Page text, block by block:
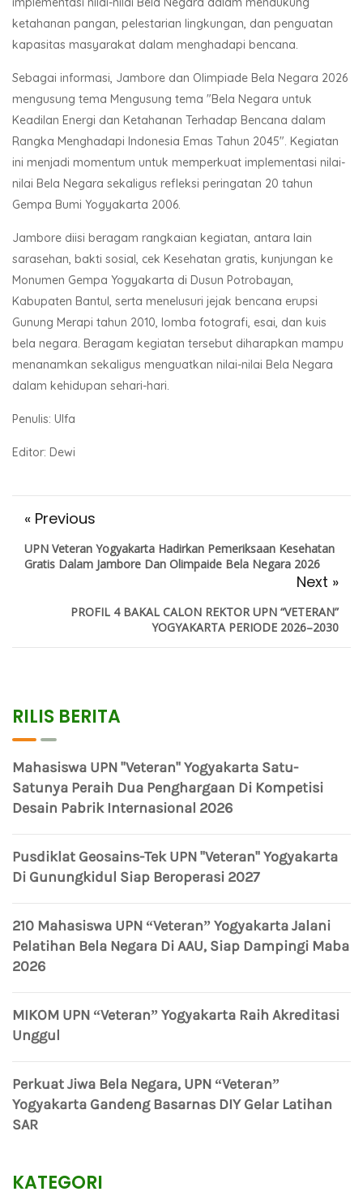
ketahanan pangan, pelestarian lingkungan, dan penguatan
kapasitas masyarakat dalam menghadapi bencana.
Sebagai informasi, Jambore dan Olimpiade Bela Negara 2026
mengusung tema Mengusung tema "Bela Negara untuk
Keadilan Energi dan Ketahanan Terhadap Bencana dalam
Rangka Menghadapi Indonesia Emas Tahun 2045". Kegiatan
ini menjadi momentum untuk memperkuat implementasi nilai-
nilai Bela Negara sekaligus refleksi peringatan 20 tahun
Gempa Bumi Yogyakarta 2006.
Jambore diisi beragam rangkaian kegiatan, antara lain
sarasehan, bakti sosial, cek Kesehatan gratis, kunjungan ke
Monumen Gempa Yogyakarta di Dusun Potrobayan,
Kabupaten Bantul, serta menelusuri jejak bencana erupsi
Gunung Merapi tahun 2010, lomba fotografi, esai, dan kuis
bela negara. Beragam kegiatan tersebut diharapkan mampu
menanamkan sekaligus menguatkan nilai-nilai Bela Negara
dalam kehidupan sehari-hari.
Penulis: Ulfa
Editor: Dewi
« Previous
UPN Veteran Yogyakarta Hadirkan Pemeriksaan Kesehatan
Gratis Dalam Jambore Dan Olimpaide Bela Negara 2026
Next »
PROFIL 4 BAKAL CALON REKTOR UPN “VETERAN”
YOGYAKARTA PERIODE 2026–2030
RILIS BERITA
Mahasiswa UPN "Veteran" Yogyakarta Satu-
Satunya Peraih Dua Penghargaan Di Kompetisi
Desain Pabrik Internasional 2026
Pusdiklat Geosains-Tek UPN "Veteran" Yogyakarta
Di Gunungkidul Siap Beroperasi 2027
210 Mahasiswa UPN “Veteran” Yogyakarta Jalani
Pelatihan Bela Negara Di AAU, Siap Dampingi Maba
2026
MIKOM UPN “Veteran” Yogyakarta Raih Akreditasi
Unggul
Perkuat Jiwa Bela Negara, UPN “Veteran”
Yogyakarta Gandeng Basarnas DIY Gelar Latihan
SAR
KATEGORI